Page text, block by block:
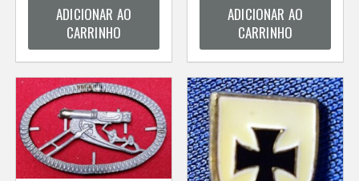
ADICIONAR AO
CARRINHO
ADICIONAR AO
CARRINHO